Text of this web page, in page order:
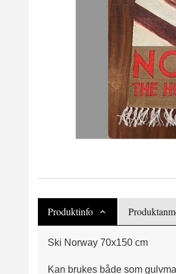
Produktinfo
Ski Norway 70x150 cm
Kan brukes både som